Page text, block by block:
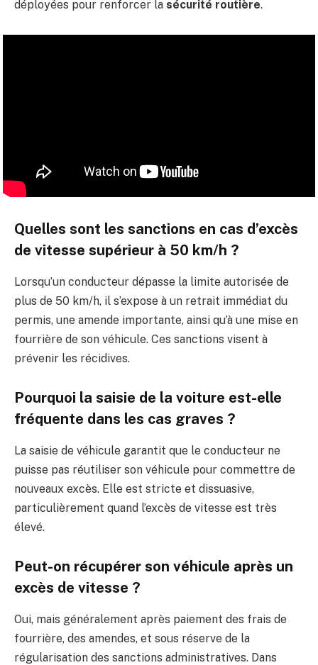
déployées pour renforcer la sécurité routière.
Quelles sont les sanctions en cas d’excès
de vitesse supérieur à 50 km/h ?
Lorsqu’un conducteur dépasse la limite autorisée de
plus de 50 km/h, il s’expose à un retrait immédiat du
permis, une amende importante, ainsi qu’à une mise en
fourrière de son véhicule. Ces sanctions visent à
prévenir les récidives.
Pourquoi la saisie de la voiture est-elle
fréquente dans les cas graves ?
La saisie de véhicule garantit que le conducteur ne
puisse pas réutiliser son véhicule pour commettre de
nouveaux excès. Elle est stricte et dissuasive,
particulièrement quand l’excès de vitesse est très
élevé.
Peut-on récupérer son véhicule après un
excès de vitesse ?
Oui, mais généralement après paiement des frais de
fourrière, des amendes, et sous réserve de la
régularisation des sanctions administratives. Dans